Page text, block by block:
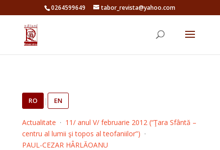
0264599649 tabor_revista@yahoo.com
RO | EN
Actualitate · 11/ anul V/ februarie 2012 (“Ţara Sfântă –
centru al lumii şi topos al teofaniilor”) ·
PAUL-CEZAR HÂRLĂOANU